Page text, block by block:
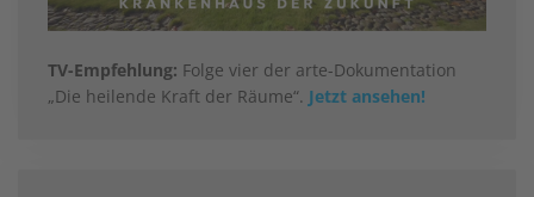
TV-Empfehlung: Folge vier der arte-Dokumentation
„Die heilende Kraft der Räume“. Jetzt ansehen!